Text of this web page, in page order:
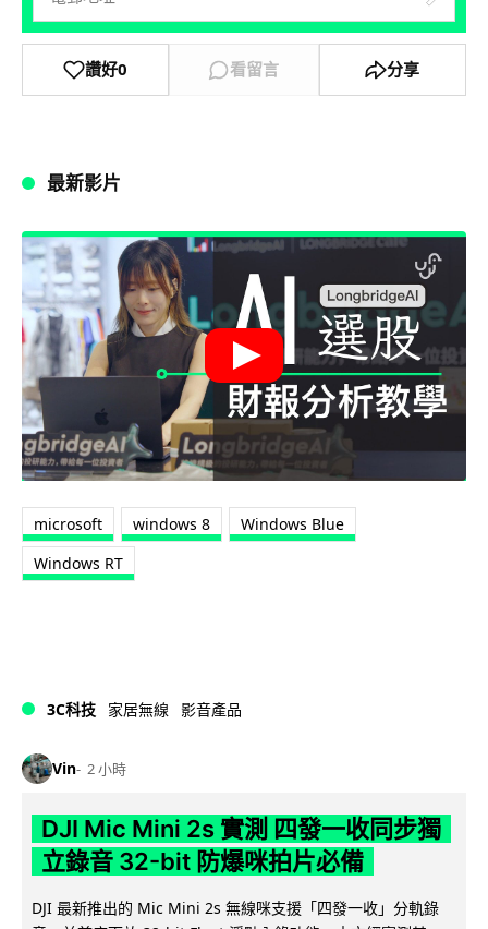
讚好0 看留言 分享
最新影片
microsoft windows 8
Windows Blue
Windows RT
3C科技 家居無線 影音產品
Vin 2 小時
DJI Mic Mini 2s 實測 四發一收同步獨
立錄音 32-bit 防爆咪拍片必備
DJI 最新推出的 Mic Mini 2s 無線咪支援「四發一收」分軌錄